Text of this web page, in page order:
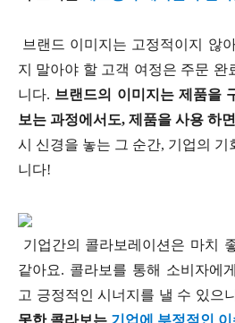
브랜드 이미지는 고정적이지 않
지 말아야 할 고객 여정은 주문 완
니다. 브랜드의 이미지는 제품을
보는 과정에서도, 제품을 사용 하
시 신경을 놓는 그 순간, 기업의
니다!
기업간의 콜라보레이션은 마치
같아요. 콜라보를 통해 소비자에
고 긍정적인 시너지를 낼 수 있으
못한 콜라보는 기업에 부정적인 이